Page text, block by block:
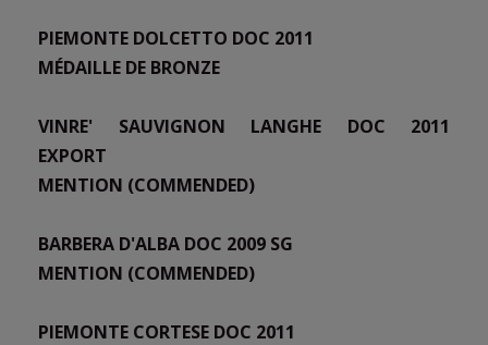
PIEMONTE DOLCETTO DOC 2011
MÉDAILLE DE BRONZE
VINRE' SAUVIGNON LANGHE DOC 2011
EXPORT
MENTION (COMMENDED)
BARBERA D'ALBA DOC 2009 SG
MENTION (COMMENDED)
PIEMONTE CORTESE DOC 2011